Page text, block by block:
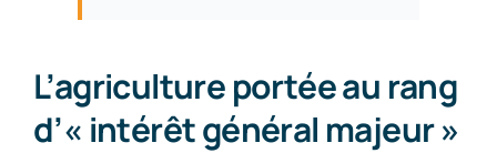
L’agriculture portée au rang
d’« intérêt général majeur »